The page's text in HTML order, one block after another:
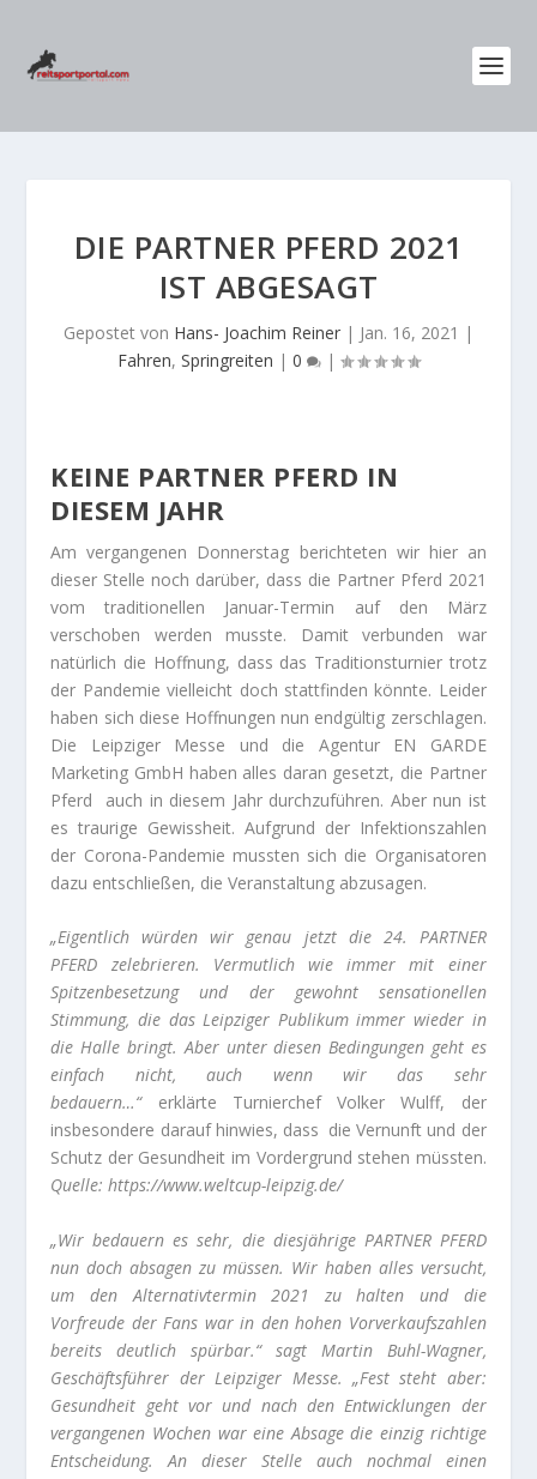
DIE PARTNER PFERD 2021
IST ABGESAGT
Gepostet von Hans- Joachim Reiner | Jan. 16, 2021 |
Fahren, Springreiten | 0 |
KEINE PARTNER PFERD IN
DIESEM JAHR
Am vergangenen Donnerstag berichteten wir hier an
dieser Stelle noch darüber, dass die Partner Pferd 2021
vom traditionellen Januar-Termin auf den März
verschoben werden musste. Damit verbunden war
natürlich die Hoffnung, dass das Traditionsturnier trotz
der Pandemie vielleicht doch stattfinden könnte. Leider
haben sich diese Hoffnungen nun endgültig zerschlagen.
Die Leipziger Messe und die Agentur EN GARDE
Marketing GmbH haben alles daran gesetzt, die Partner
Pferd auch in diesem Jahr durchzuführen. Aber nun ist
es traurige Gewissheit. Aufgrund der Infektionszahlen
der Corona-Pandemie mussten sich die Organisatoren
dazu entschließen, die Veranstaltung abzusagen.
„Eigentlich würden wir genau jetzt die 24. PARTNER
PFERD zelebrieren. Vermutlich wie immer mit einer
Spitzenbesetzung und der gewohnt sensationellen
Stimmung, die das Leipziger Publikum immer wieder in
die Halle bringt. Aber unter diesen Bedingungen geht es
einfach nicht, auch wenn wir das sehr
bedauern…“ erklärte Turnierchef Volker Wulff, der
insbesondere darauf hinwies, dass die Vernunft und der
Schutz der Gesundheit im Vordergrund stehen müssten.
Quelle: https://www.weltcup-leipzig.de/
„Wir bedauern es sehr, die diesjährige PARTNER PFERD
nun doch absagen zu müssen. Wir haben alles versucht,
um den Alternativtermin 2021 zu halten und die
Vorfreude der Fans war in den hohen Vorverkaufszahlen
bereits deutlich spürbar.“ sagt Martin Buhl-Wagner,
Geschäftsführer der Leipziger Messe. „Fest steht aber:
Gesundheit geht vor und nach den Entwicklungen der
vergangenen Wochen war eine Absage die einzig richtige
Entscheidung. An dieser Stelle auch nochmal einen